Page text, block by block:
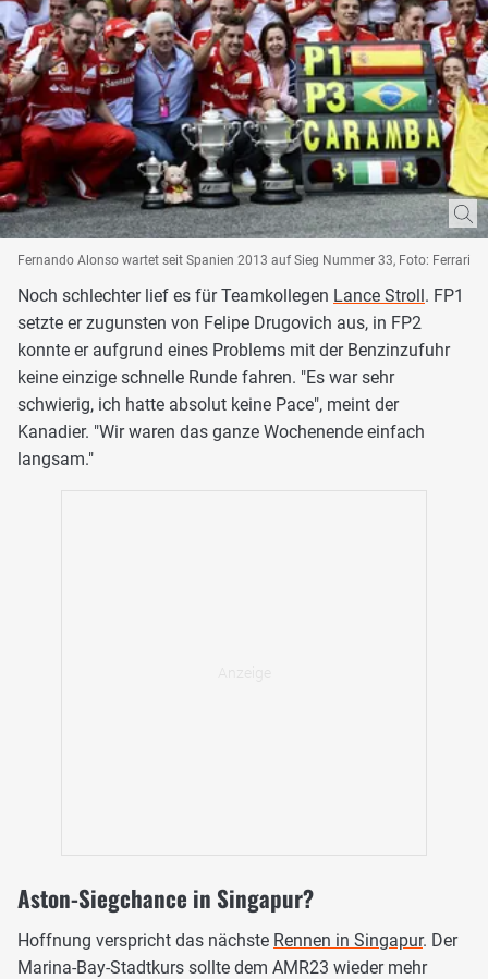
Fernando Alonso wartet seit Spanien 2013 auf Sieg Nummer 33, Foto: Ferrari
Noch schlechter lief es für Teamkollegen Lance Stroll. FP1
setzte er zugunsten von Felipe Drugovich aus, in FP2
konnte er aufgrund eines Problems mit der Benzinzufuhr
keine einzige schnelle Runde fahren. "Es war sehr
schwierig, ich hatte absolut keine Pace", meint der
Kanadier. "Wir waren das ganze Wochenende einfach
langsam."
Aston-Siegchance in Singapur?
Hoffnung verspricht das nächste Rennen in Singapur. Der
Marina-Bay-Stadtkurs sollte dem AMR23 wieder mehr